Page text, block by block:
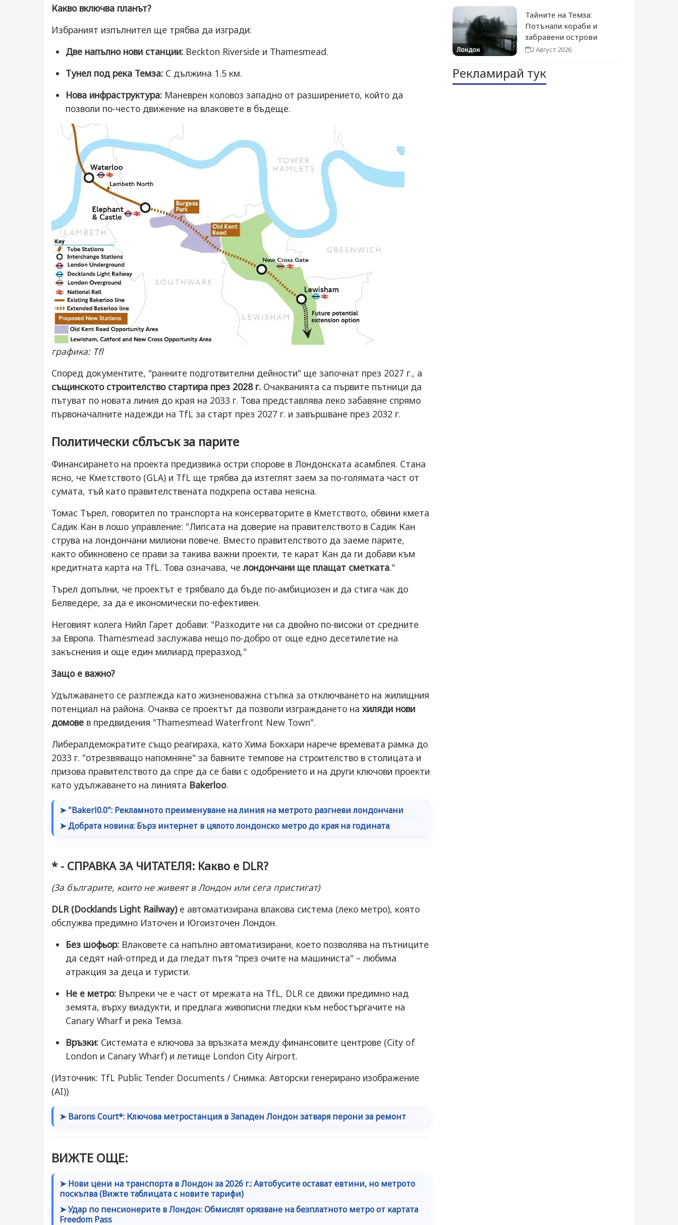
Какво включва планът?
Избраният изпълнител ще трябва да изгради:
Две напълно нови станции: Beckton Riverside и Thamesmead.
Тунел под река Темза: С дължина 1.5 км.
Нова инфраструктура: Маневрен коловоз западно от разширението, който да
позволи по-често движение на влаковете в бъдеще.
графика: Tfl
Според документите, "ранните подготвителни дейности" ще започнат през 2027 г., а
същинското строителство стартира през 2028 г. Очакванията са първите пътници да
пътуват по новата линия до края на 2033 г. Това представлява леко забавяне спрямо
първоначалните надежди на TfL за старт през 2027 г. и завършване през 2032 г.
Политически сблъсък за парите
Финансирането на проекта предизвика остри спорове в Лондонската асамблея. Стана
ясно, че Кметството (GLA) и TfL ще трябва да изтеглят заем за по-голямата част от
сумата, тъй като правителствената подкрепа остава неясна.
Томас Търел, говорител по транспорта на консерваторите в Кметството, обвини кмета
Садик Кан в лошо управление: "Липсата на доверие на правителството в Садик Кан
струва на лондончани милиони повече. Вместо правителството да заеме парите,
както обикновено се прави за такива важни проекти, те карат Кан да ги добави към
кредитната карта на TfL. Това означава, челондончани ще плащат сметката."
Търел допълни, че проектът е трябвало да бъде по-амбициозен и да стига чак до
Белведере, за да е икономически по-ефективен.
Неговият колега Нийл Гарет добави: "Разходите ни са двойно по-високи от средните
за Европа. Thamesmead заслужава нещо по-добро от още едно десетилетие на
закъснения и още един милиард преразход."
Защо е важно?
Удължаването се разглежда като жизненоважна стъпка за отключването на жилищния
потенциал на района. Очаква се проектът да позволи изграждането на хиляди нови
домове в предвидения "Thamesmead Waterfront New Town".
Либералдемократите също реагираха, като Хима Бокхари нарече времевата рамка до
2033 г. "отрезвяващо напомняне" за бавните темпове на строителство в столицата и
призова правителството да спре да се бави с одобрението и на други ключови проекти
като удължаването на линията Bakerloo.
➤ "Bakerl0.0": Рекламното преименуване на линия на метрото разгневи лондончани
➤ Добрата новина: Бърз интернет в цялото лондонско метро до края на годината
* - СПРАВКА ЗА ЧИТАТЕЛЯ: Какво е DLR?
(За българите, които не живеят в Лондон или сега пристигат)
DLR (Docklands Light Railway)е автоматизирана влакова система (леко метро), която
обслужва предимно Източен и Югоизточен Лондон.
Без шофьор: Влаковете са напълно автоматизирани, което позволява на пътниците
да седят най-отпред и да гледат пътя "през очите на машиниста" – любима
атракция за деца и туристи.
Не е метро: Въпреки че е част от мрежата на TfL, DLR се движи предимно над
земята, върху виадукти, и предлага живописни гледки към небостъргачите на
Canary Wharf и река Темза.
Връзки: Системата е ключова за връзката между финансовите центрове (City of
London и Canary Wharf) и летище London City Airport.
(Източник: TfL Public Tender Documents / Снимка: Авторски генерирано изображение
(AI))
➤ Barons Court*: Ключова метростанция в Западен Лондон затваря перони за ремонт
ВИЖТЕ ОЩЕ:
➤ Нови цени на транспорта в Лондон за 2026 г.: Автобусите остават евтини, но метрото
поскъпва (Вижте таблицата с новите тарифи)
➤ Удар по пенсионерите в Лондон: Обмислят орязване на безплатното метро от картата
Freedom Pass
Лондон
Тайните на Темза:
Потънали кораби и
забравени острови
2 Август 2026
Рекламирай тук